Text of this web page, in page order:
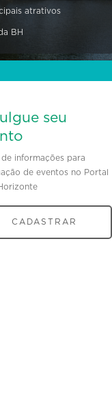
atrativos
BH
seu
de informações para
de eventos no Portal
CADASTRAR